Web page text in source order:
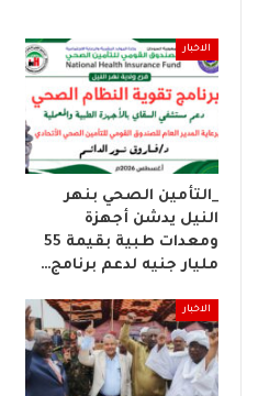
الاخبار
_التأمين الصحي بنهر
النيل يدشن أجهزة
ومعدات طبية بقيمة 55
مليار جنيه لدعم برنامج…
الاخبار